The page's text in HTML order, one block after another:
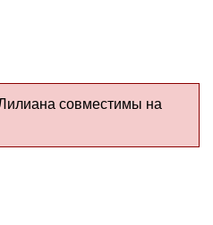
совместимы на